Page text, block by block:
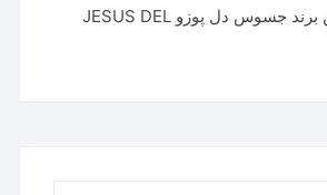
عطر و ادکلن برند جسوس دل پوزو JESUS DEL